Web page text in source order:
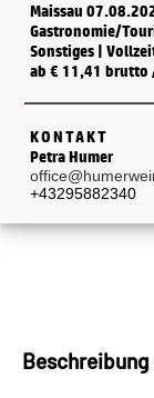
Maissau
Gastronomie/
Sonstiges |
ab € 11,41 brutto
KONTAKT
Petra Humer
+43295882340